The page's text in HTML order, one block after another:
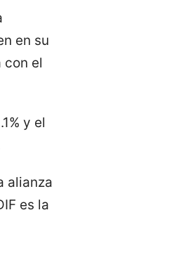
en su
con el
y el
alianza
es la